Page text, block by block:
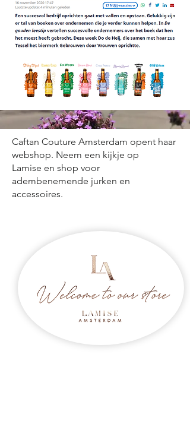
Caftan Couture Amsterdam opent haar
webshop. Neem een kijkje op
Lamise en shop voor
adembenemende jurken en
accessoires.